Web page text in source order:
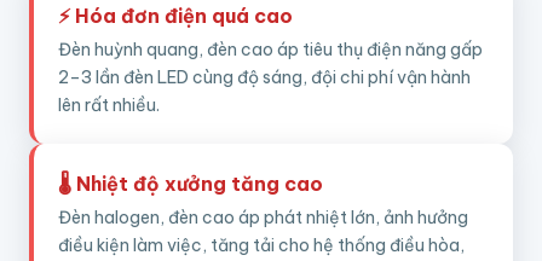
⚡ Hóa đơn điện quá cao
Đèn huỳnh quang, đèn cao áp tiêu thụ điện năng gấp
2–3 lần đèn LED cùng độ sáng, đội chi phí vận hành
lên rất nhiều.
🌡️ Nhiệt độ xưởng tăng cao
Đèn halogen, đèn cao áp phát nhiệt lớn, ảnh hưởng
điều kiện làm việc, tăng tải cho hệ thống điều hòa,